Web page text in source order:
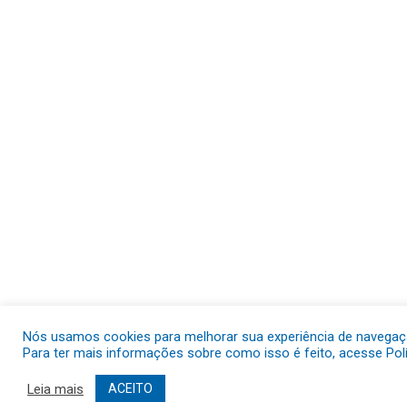
Nós usamos cookies para melhorar sua experiência de
Para ter mais informações sobre como isso é feito, acesse
Leia mais ACEITO